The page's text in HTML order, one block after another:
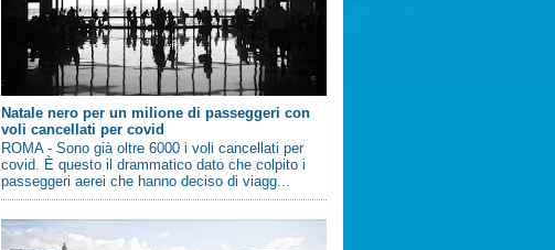
Natale nero per un milione di passeggeri con
voli cancellati per covid
ROMA - Sono già oltre 6000 i voli cancellati per
covid. È questo il drammatico dato che colpito i
passeggeri aerei che hanno deciso di viagg...